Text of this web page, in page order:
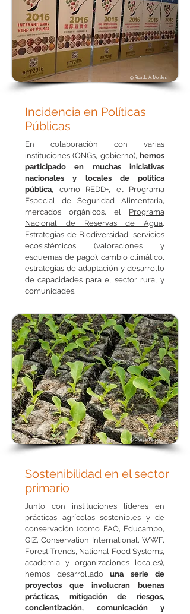
Incidencia en Políticas
Públicas
En colaboración con varias
instituciones (ONGs, gobierno), hemos
participado en muchas iniciativas
nacionales y locales de política
pública, como REDD+, el Programa
Especial de Seguridad Alimentaria,
mercados orgánicos, el Programa
Nacional de Reservas de Agua,
Estrategias de Biodiversidad, servicios
ecosistémicos (valoraciones y
esquemas de pago), cambio climático,
estrategias de adaptación y desarrollo
de capacidades para el sector rural y
comunidades.
© Ricardo A. Morales
Sostenibilidad en el sector
primario
Junto con instituciones líderes en
prácticas agrícolas sostenibles y de
conservación (como FAO, Educampo,
GIZ, Conservation International, WWF,
Forest Trends, National Food Systems,
academia y organizaciones locales),
hemos desarrollado una serie de
proyectos que involucran buenas
prácticas, mitigación de riesgos,
concientización, comunicación y
© Cynthia Pliego